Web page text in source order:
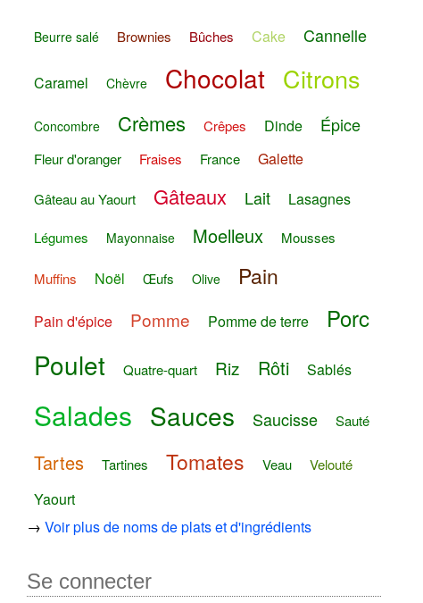
Beurre salé Brownies Bûches Cake Cannelle
Caramel Chèvre Chocolat Citrons
Concombre Crèmes Crêpes Dinde Épice
Fleur d'oranger Fraises France Galette
Gâteau au Yaourt Gâteaux Lait Lasagnes
Légumes Mayonnaise Moelleux Mousses
Muffins Noël Œufs Olive Pain
Pain d'épice Pomme Pomme de terre Porc
Poulet Quatre-quart Riz Rôti Sablés
Salades Sauces Saucisse Sauté
Tartes Tartines Tomates Veau Velouté
Yaourt
→Voir plus de noms de plats et d'ingrédients
Se connecter